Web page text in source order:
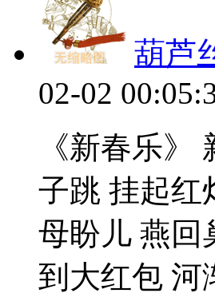
葫芦
02-02
《新春乐
子跳 挂起红
母盼儿 燕回
到大红包 河